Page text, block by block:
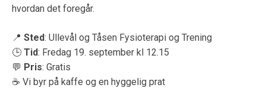
hvordan det foregår.
📍 Sted: Ullevål og Tåsen Fysioterapi og Trening
🕒 Tid: Fredag 19. september kl 12.15
💬 Pris: Gratis
☕ Vi byr på kaffe og en hyggelig prat